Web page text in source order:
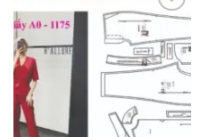
Add to
wishlist